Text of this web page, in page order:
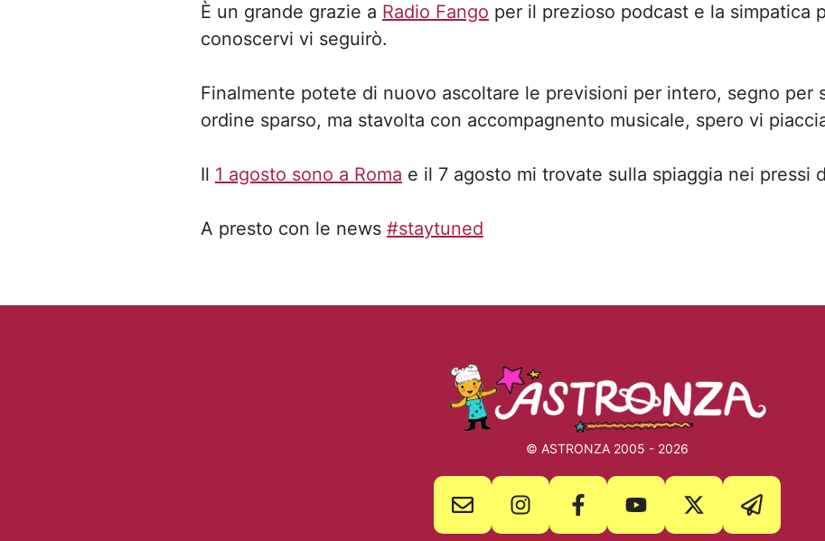
È un grande grazie a Radio Fango per il prezioso podcast e la simpatica
conoscervi vi seguirò.
Finalmente potete di nuovo ascoltare le previsioni per intero, segno per
ordine sparso, ma stavolta con accompagnento musicale, spero vi
Il 1 agosto sono a Roma e il 7 agosto mi trovate sulla spiaggia nei pressi
A presto con le news #staytuned
© ASTRONZA 2005 - 2026